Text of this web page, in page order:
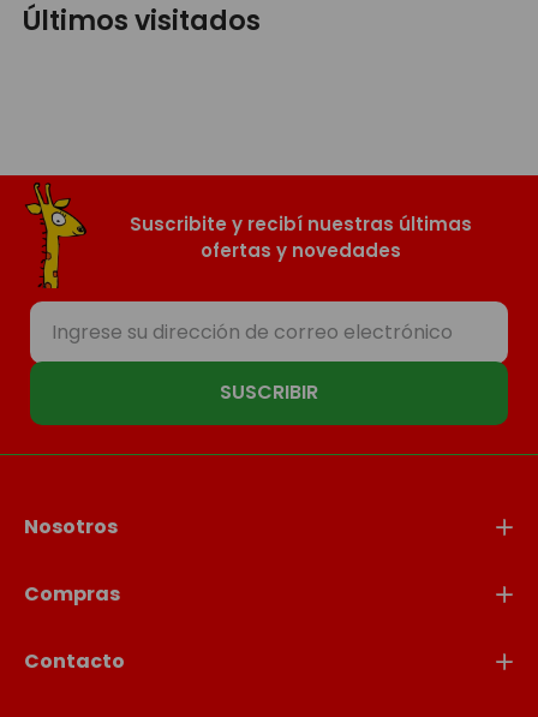
Últimos visitados
Suscribite y recibí nuestras últimas
ofertas y novedades
SUSCRIBIR
Nosotros
Compras
Contacto